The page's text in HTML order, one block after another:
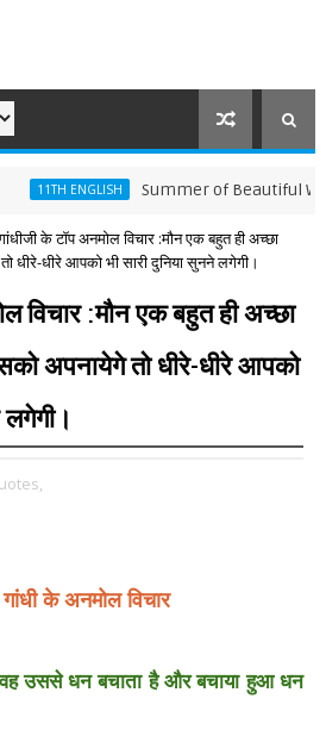
Summer of Beautiful White Horse
के टॉप अनमोल विचार :मौन एक बहुत ही अच्छा
धीरे-धीरे आपको भी सारी दुनिया सुनने लगेगी।
विचार :मौन एक बहुत ही अच्छा
अपनायेगे तो धीरे-धीरे आपको
लगेगी।
गांधी केअनमोलविचार
उससे धन बचाता है और बचाया हुआ धन